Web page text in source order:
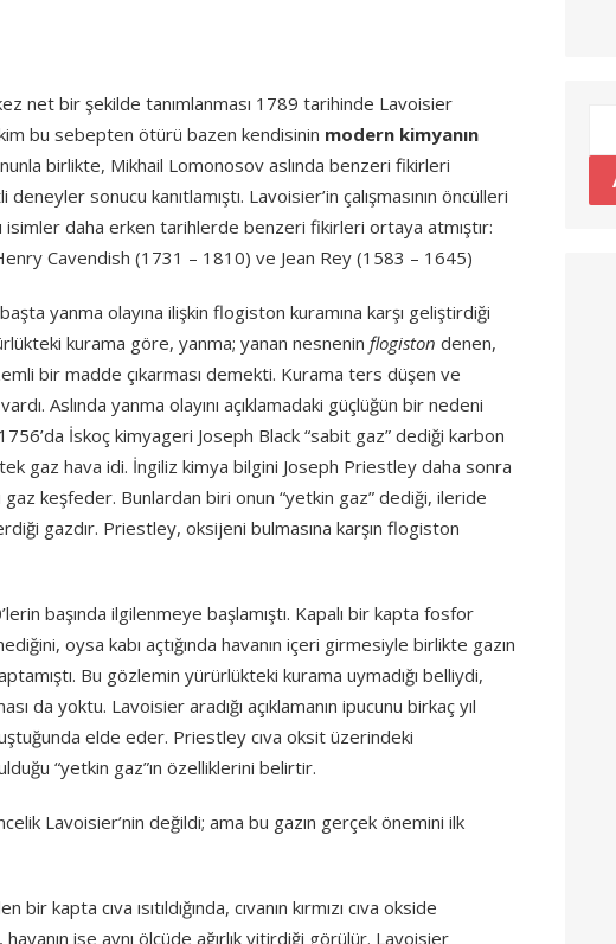
net bir şekilde tanımlanması 1789 tarihinde Lavoisier
bu sebepten ötürü bazen kendisinin modern kimyanın
birlikte, Mikhail Lomonosov aslında benzeri fikirleri
sonucu kanıtlamıştı. Lavoisier’in çalışmasının öncülleri
isimler daha erken tarihlerde benzeri fikirleri ortaya atmıştır:
Cavendish (1731 – 1810) ve Jean Rey (1583 – 1645)
yanma olayına ilişkin flogiston kuramına karşı geliştirdiği
kurama göre, yanma; yanan nesnenin flogiston denen,
bir madde çıkarması demekti. Kurama ters düşen ve
Aslında yanma olayını açıklamadaki güçlüğün bir nedeni
İskoç kimyageri Joseph Black “sabit gaz” dediği karbon
gaz hava idi. İngiliz kimya bilgini Joseph Priestley daha sonra
keşfeder. Bunlardan biri onun “yetkin gaz” dediği, ileride
gazdır. Priestley, oksijeni bulmasına karşın flogiston
başında ilgilenmeye başlamıştı. Kapalı bir kapta fosfor
oysa kabı açtığında havanın içeri girmesiyle birlikte gazın
Bu gözlemin yürürlükteki kurama uymadığı belliydi,
da yoktu. Lavoisier aradığı açıklamanın ipucunu birkaç yıl
elde eder. Priestley cıva oksit üzerindeki
“yetkin gaz”ın özelliklerini belirtir.
Lavoisier’nin değildi; ama bu gazın gerçek önemini ilk
kapta cıva ısıtıldığında, cıvanın kırmızı cıva okside
havanın ise aynı ölçüde ağırlık yitirdiği görülür. Lavoisier